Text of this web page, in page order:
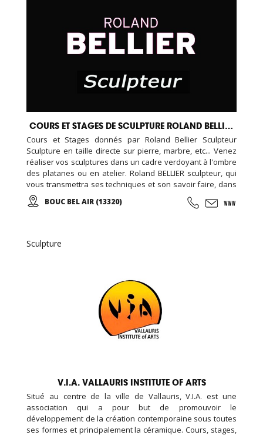
COURS ET STAGES DE SCULPTURE ROLAND BELLIER
Cours et Stages donnés par Roland Bellier Sculpteur
Sculpture en taille directe sur pierre, marbre, etc... Venez
réaliser vos sculptures dans un cadre verdoyant à l'ombre
des platanes ou en atelier. Roland BELLIER sculpteur, qui
vous transmettra ses techniques et son savoir faire, dans
une ambiance conviviale ... Cours à l'année et stages ...
BOUC BEL AIR (13320)
Sculpture
V.I.A. VALLAURIS INSTITUTE OF ARTS
Situé au centre de la ville de Vallauris, V.I.A. est une
association qui a pour but de promouvoir le
développement de la création contemporaine sous toutes
ses formes et principalement la céramique. Cours, stages,